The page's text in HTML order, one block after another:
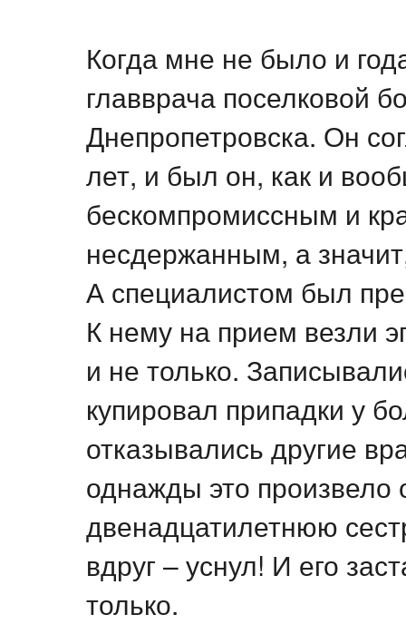
Когда мне не было и
главврача поселковой
Днепропетровска. Он
лет, и был он, как и
бескомпромиссным и
несдержанным, а
А специалистом был
К нему на прием везли
и не только.
купировал припадки у
отказывались другие
однажды это
двенадцатилетнюю
вдруг – уснул! И его
только.